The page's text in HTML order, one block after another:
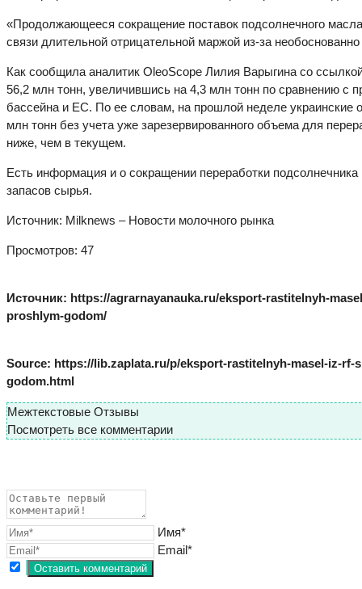
«Продолжающееся сокращение поставок подсолнечного
связи длительной отрицательной маржой из-за
Как сообщила аналитик OleoScope Лилия Варыгина со
56,2 млн тонн, увеличившись на 4,3 млн тонн по сравнению с
бассейна и ЕС. По ее словам, на прошлой неделе украинские
млн тонн без учета уже зарезервированного объема для
ниже, чем в текущем.
Есть информация и о сокращении переработки
запасов сырья.
Источник: Milknews – Новости молочного рынка
Просмотров: 47
Источник: https://agrarnayanauka.ru/eksport-rastitelnyh-
proshlym-godom/
Source: https://lib.zaplata.ru/p/eksport-rastitelnyh-masel-iz-
godom.html
Межтекстовые Отзывы
Посмотреть все комментарии
Имя*
Email*